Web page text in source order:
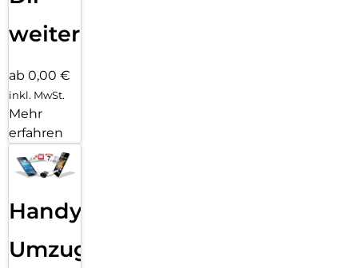
weiter
ab 0,00 €
inkl. MwSt.
Mehr
erfahren
Handy
Umzug